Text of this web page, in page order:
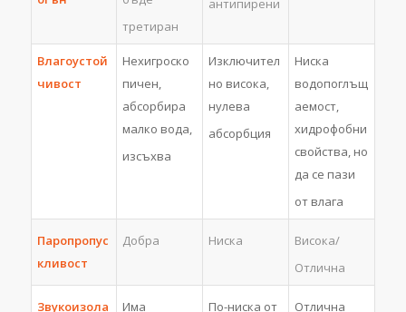
третиран
антипирени
Влагоустой
чивост
Нехигроско
пичен,
абсорбира
малко вода,
изсъхва
Изключител
но висока,
нулева
абсорбция
Ниска
водопоглъщ
аемост,
хидрофобни
свойства, но
да се пази
от влага
Паропропус
кливост
Добра Ниска
Висока/
Отлична
Звукоизола Има По-ниска от Отлична